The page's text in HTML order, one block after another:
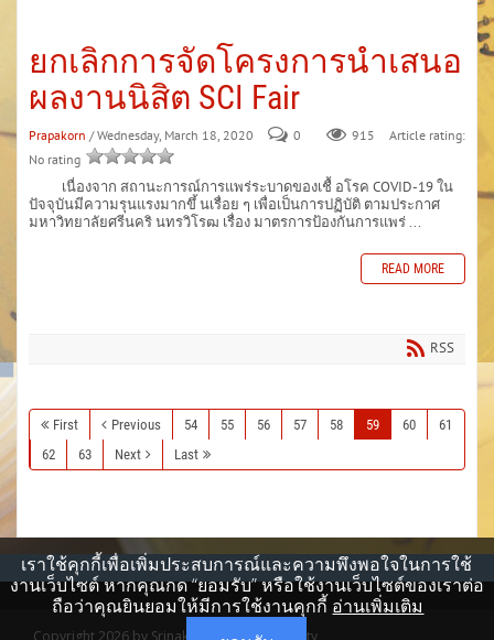
ยกเลิกการจัดโครงการนำเสนอ
ผลงานนิสิต SCI Fair
Prapakorn / Wednesday, March 18, 2020 0 915
Article rating:
No rating
เนื่องจาก สถานะการณ์การแพร่ระบาดของเชื้ อโรค COVID-19 ใน
ปัจจุบันมีความรุนแรงมากขึ้ นเรื่อย ๆ เพื่อเป็นการปฏิบัติ ตามประกาศ
มหาวิทยาลัยศรีนคริ นทรวิโรฒ เรื่อง มาตรการป้องกันการแพร่ ...
READ MORE
RSS
First Previous 54 55 56 57 58 59 60
61
62
63 Next Last
เราใช้คุกกี้เพื่อเพิ่มประสบการณ์และความพึงพอใจในการใช้
งานเว็บไซต์ หากคุณกด “ยอมรับ” หรือใช้งานเว็บไซต์ของเราต่อ
ถือว่าคุณยินยอมให้มีการใช้งานคุกกี้ อ่านเพิ่มเติม